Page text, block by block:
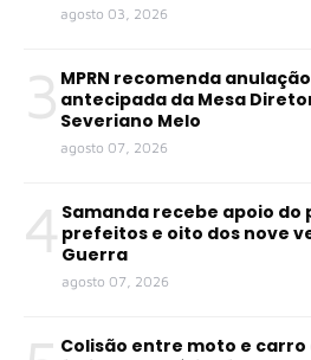
agosto 03, 2026
3 MPRN recomenda
antecipada da Mesa
Severiano Melo
agosto 07, 2026
4 Samanda recebe apoio
prefeitos e oito dos nove
Guerra
agosto 07, 2026
Colisão entre moto e